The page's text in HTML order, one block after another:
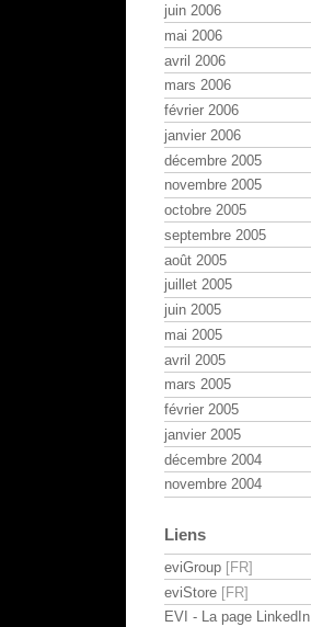
juin 2006
mai 2006
avril 2006
mars 2006
février 2006
janvier 2006
décembre 2005
novembre 2005
octobre 2005
septembre 2005
août 2005
juillet 2005
juin 2005
mai 2005
avril 2005
mars 2005
février 2005
janvier 2005
décembre 2004
novembre 2004
Liens
eviGroup
eviStore
EVI - La page LinkedIn